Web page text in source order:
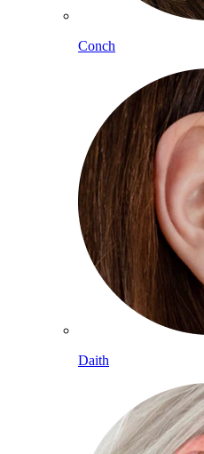
Conch
Daith